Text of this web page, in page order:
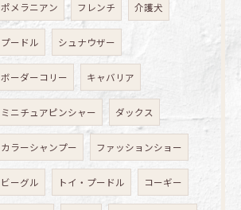
ポメラニアン フレンチ 介護犬
プードル シュナウザー
ボーダーコリー キャバリア
ミニチュアピンシャー ダックス
カラーシャンプー ファッションショー
ビーグル トイ・プードル コーギー